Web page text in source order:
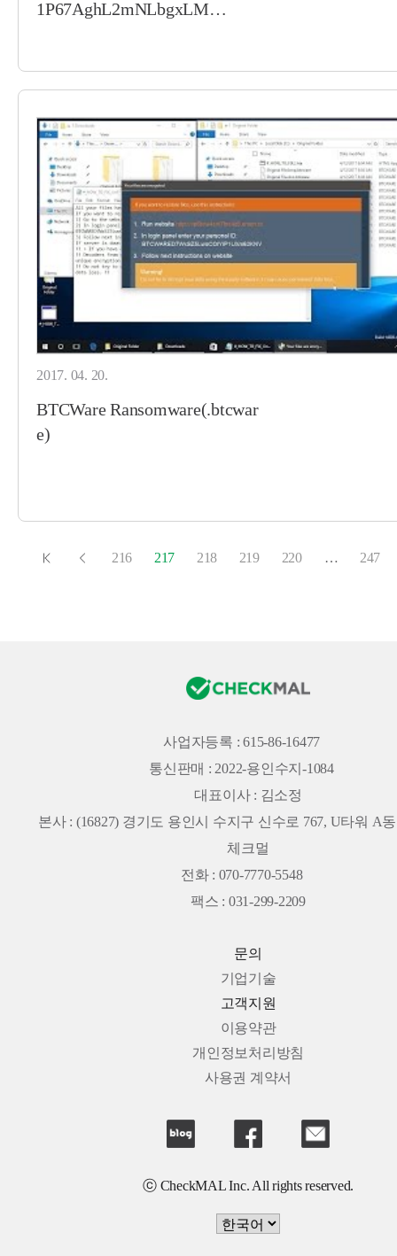
1P67AghL2mNLbgxLM…
2017. 04. 20.
BTCWare Ransomware(.btcwar
e)
216 217 218 219 220 … 247
사업자등록 : 615-86-16477
통신판매 : 2022-용인수지-1084
대표이사 : 김소정
본사 : (16827) 경기도 용인시 수지구 신수로 767, U타워 A
체크멀
전화 : 070-7770-5548
팩스 : 031-299-2209
문의
기업기술
고객지원
이용약관
개인정보처리방침
사용권 계약서
ⓒ CheckMAL Inc. All rights reserved.